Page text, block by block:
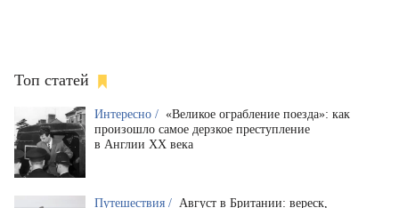
Топ статей
Интересно / «Великое ограбление поезда»: как
произошло самое дерзкое преступление
в Англии XX века
Путешествия / Август в Британии: вереск,